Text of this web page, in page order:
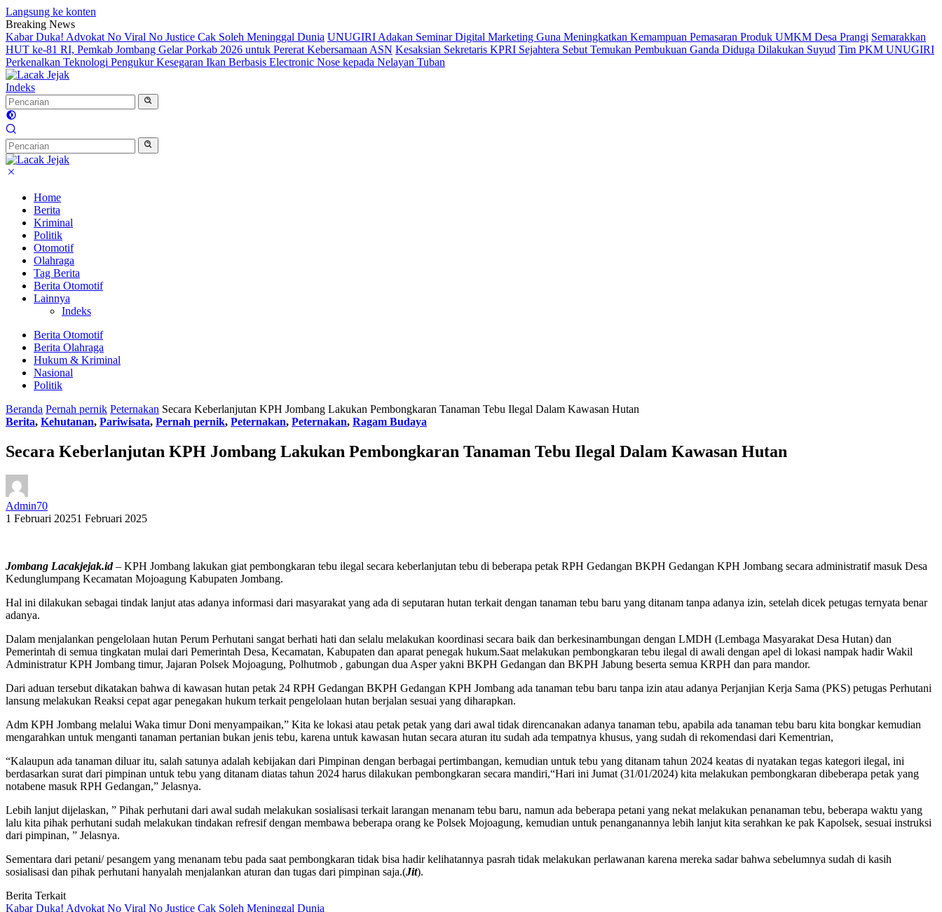
Langsung ke konten
Breaking News
Kabar Duka! Advokat No Viral No Justice Cak Soleh Meninggal Dunia UNUGIRI Adakan Seminar Digital Marketing Guna Meningkatkan Kemampuan Pemasaran Produk UMKM Desa Prangi Semarakkan
HUT ke-81 RI, Pemkab Jombang Gelar Porkab 2026 untuk Pererat Kebersamaan ASN Kesaksian Sekretaris KPRI Sejahtera Sebut Temukan Pembukuan Ganda Diduga Dilakukan Suyud Tim PKM UNUGIRI
Perkenalkan Teknologi Pengukur Kesegaran Ikan Berbasis Electronic Nose kepada Nelayan Tuban
Indeks
Home
Berita
Kriminal
Politik
Otomotif
Olahraga
Tag Berita
Berita Otomotif
Lainnya
Indeks
Berita Otomotif
Berita Olahraga
Hukum & Kriminal
Nasional
Politik
Beranda Pernah pernik Peternakan Secara Keberlanjutan KPH Jombang Lakukan Pembongkaran Tanaman Tebu Ilegal Dalam Kawasan Hutan
Berita, Kehutanan, Pariwisata, Pernah pernik, Peternakan, Peternakan, Ragam Budaya
Secara Keberlanjutan KPH Jombang Lakukan Pembongkaran Tanaman Tebu Ilegal Dalam Kawasan Hutan
Admin70
1 Februari 20251 Februari 2025
Jombang Lacakjejak.id– KPH Jombang lakukan giat pembongkaran tebu ilegal secara keberlanjutan tebu di beberapa petak RPH Gedangan BKPH Gedangan KPH Jombang secara administratif masuk Desa
Kedunglumpang Kecamatan Mojoagung Kabupaten Jombang.
Hal ini dilakukan sebagai tindak lanjut atas adanya informasi dari masyarakat yang ada di seputaran hutan terkait dengan tanaman tebu baru yang ditanam tanpa adanya izin, setelah dicek petugas ternyata benar
adanya.
Dalam menjalankan pengelolaan hutan Perum Perhutani sangat berhati hati dan selalu melakukan koordinasi secara baik dan berkesinambungan dengan LMDH (Lembaga Masyarakat Desa Hutan) dan
Pemerintah di semua tingkatan mulai dari Pemerintah Desa, Kecamatan, Kabupaten dan aparat penegak hukum.Saat melakukan pembongkaran tebu ilegal di awali dengan apel di lokasi nampak hadir Wakil
Administratur KPH Jombang timur, Jajaran Polsek Mojoagung, Polhutmob , gabungan dua Asper yakni BKPH Gedangan dan BKPH Jabung beserta semua KRPH dan para mandor.
Dari aduan tersebut dikatakan bahwa di kawasan hutan petak 24 RPH Gedangan BKPH Gedangan KPH Jombang ada tanaman tebu baru tanpa izin atau adanya Perjanjian Kerja Sama (PKS) petugas Perhutani
lansung melakukan Reaksi cepat agar penegakan hukum terkait pengelolaan hutan berjalan sesuai yang diharapkan.
Adm KPH Jombang melalui Waka timur Doni menyampaikan,” Kita ke lokasi atau petak petak yang dari awal tidak direncanakan adanya tanaman tebu, apabila ada tanaman tebu baru kita bongkar kemudian
mengarahkan untuk menganti tanaman pertanian bukan jenis tebu, karena untuk kawasan hutan secara aturan itu sudah ada tempatnya khusus, yang sudah di rekomendasi dari Kementrian,
“Kalaupun ada tanaman diluar itu, salah satunya adalah kebijakan dari Pimpinan dengan berbagai pertimbangan, kemudian untuk tebu yang ditanam tahun 2024 keatas di nyatakan tegas kategori ilegal, ini
berdasarkan surat dari pimpinan untuk tebu yang ditanam diatas tahun 2024 harus dilakukan pembongkaran secara mandiri,“Hari ini Jumat (31/01/2024) kita melakukan pembongkaran dibeberapa petak yang
notabene masuk RPH Gedangan,” Jelasnya.
Lebih lanjut dijelaskan, ” Pihak perhutani dari awal sudah melakukan sosialisasi terkait larangan menanam tebu baru, namun ada beberapa petani yang nekat melakukan penanaman tebu, beberapa waktu yang
lalu kita pihak perhutani sudah melakukan tindakan refresif dengan membawa beberapa orang ke Polsek Mojoagung, kemudian untuk penanganannya lebih lanjut kita serahkan ke pak Kapolsek, sesuai instruksi
dari pimpinan, ” Jelasnya.
Sementara dari petani/ pesangem yang menanam tebu pada saat pembongkaran tidak bisa hadir kelihatannya pasrah tidak melakukan perlawanan karena mereka sadar bahwa sebelumnya sudah di kasih
sosialisasi dan pihak perhutani hanyalah menjalankan aturan dan tugas dari pimpinan saja.(Jit).
Berita Terkait
Kabar Duka! Advokat No Viral No Justice Cak Soleh Meninggal Dunia